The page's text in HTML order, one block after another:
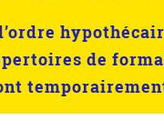
de